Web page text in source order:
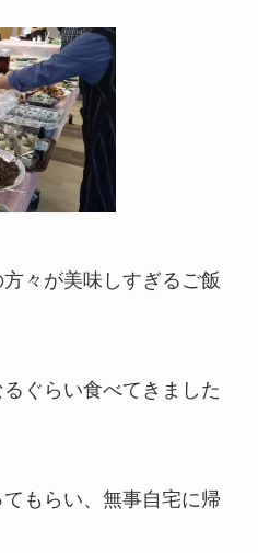
々が美味しすぎるご飯
ぐらい食べてきました
もらい、無事自宅に帰